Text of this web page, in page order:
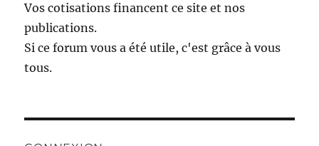
Vos cotisations financent ce site et nos
publications.
Si ce forum vous a été utile, c'est grâce à vous
tous.